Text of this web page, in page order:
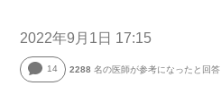
2022年9月1日 17:15
14 2288 名の医師が参考になったと回答